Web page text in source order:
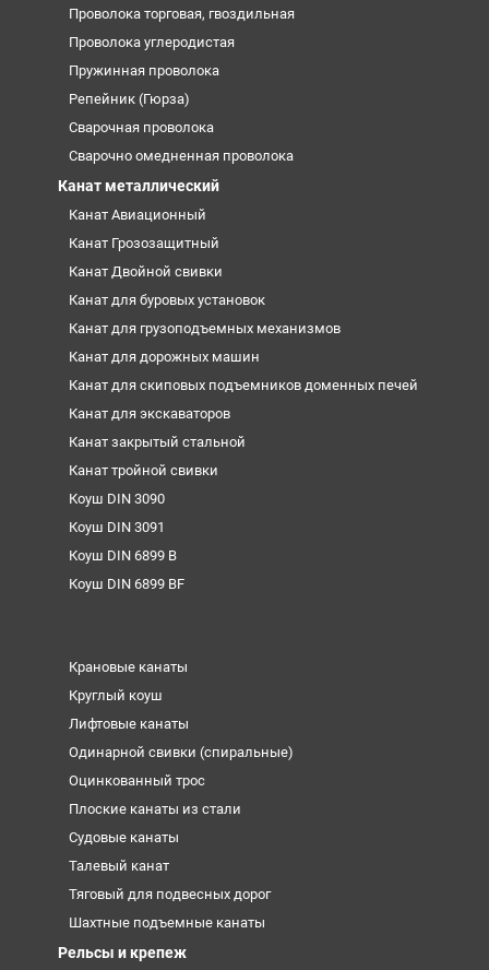
Проволока торговая, гвоздильная
Проволока углеродистая
Пружинная проволока
Репейник (Гюрза)
Сварочная проволока
Сварочно омедненная проволока
Канат металлический
Канат Авиационный
Канат Грозозащитный
Канат Двойной свивки
Канат для буровых установок
Канат для грузоподъемных механизмов
Канат для дорожных машин
Канат для скиповых подъемников доменных печей
Канат для экскаваторов
Канат закрытый стальной
Канат тройной свивки
Коуш DIN 3090
Коуш DIN 3091
Коуш DIN 6899 B
Коуш DIN 6899 BF
Крановые канаты
Круглый коуш
Лифтовые канаты
Одинарной свивки (спиральные)
Оцинкованный трос
Плоские канаты из стали
Судовые канаты
Талевый канат
Тяговый для подвесных дорог
Шахтные подъемные канаты
Рельсы и крепеж